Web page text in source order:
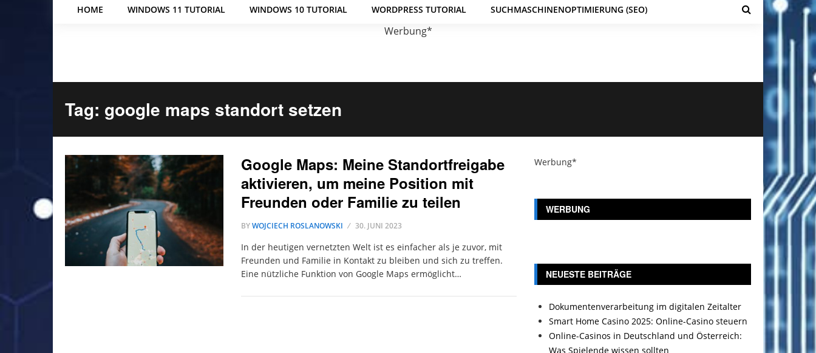
HOME WINDOWS 11 TUTORIAL WINDOWS 10 TUTORIAL WORDPRESS TUTORIAL SUCHMASCHINENOPTIMIERUNG (SEO)
Werbung*
Tag: google maps standort setzen
Google Maps: Meine Standortfreigabe
aktivieren, um meine Position mit
Freunden oder Familie zu teilen
BYWOJCIECH ROSLANOWSKI 30. JUNI 2023
In der heutigen vernetzten Welt ist es einfacher als je zuvor, mit
Freunden und Familie in Kontakt zu bleiben und sich zu treffen.
Eine nützliche Funktion von Google Maps ermöglicht…
Werbung*
WERBUNG
NEUESTE BEITRÄGE
Dokumentenverarbeitung im digitalen Zeitalter
Smart Home Casino 2025: Online-Casino steuern
Online-Casinos in Deutschland und Österreich:
Was Spielende wissen sollten